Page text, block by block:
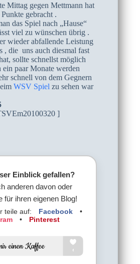
Mittag gegen Mettmann hat
gebracht .
das Spiel nach „Hause“
viel zu wünschen übrig .
wieder abfallende Leistung
, die uns auch diesmal fast
sollte schnellst möglich
paar Monate werden
schnell von dem Gegnern
WSV Spiel zu sehen war
]
Einblick gefallen?
anderen davon oder
für ihren eigenen Blog!
teile auf: Facebook
•
• Pinterest